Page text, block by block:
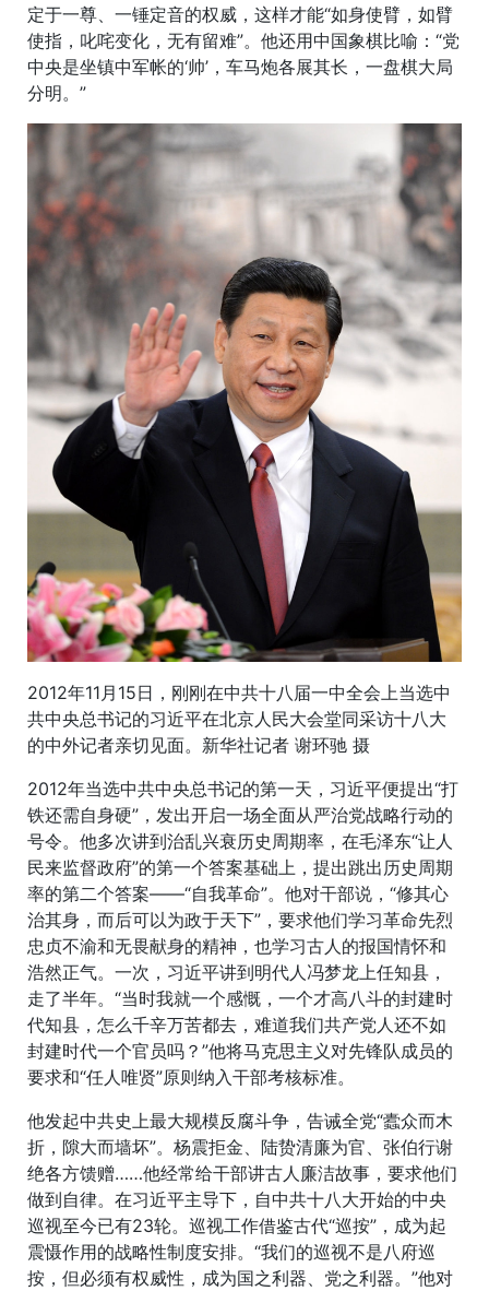
定于一尊、一锤定音的权威，这样才能“如身使臂，如臂
使指，叱咤变化，无有留难”。他还用中国象棋比喻：“党
中央是坐镇中军帐的‘帅’，车马炮各展其长，一盘棋大局
分明。”
2012年11月15日，刚刚在中共十八届一中全会上当选中
共中央总书记的习近平在北京人民大会堂同采访十八大
的中外记者亲切见面。新华社记者 谢环驰 摄
2012年当选中共中央总书记的第一天，习近平便提出“打
铁还需自身硬”，发出开启一场全面从严治党战略行动的
号令。他多次讲到治乱兴衰历史周期率，在毛泽东“让人
民来监督政府”的第一个答案基础上，提出跳出历史周期
率的第二个答案——“自我革命”。他对干部说，“修其心
治其身，而后可以为政于天下”，要求他们学习革命先烈
忠贞不渝和无畏献身的精神，也学习古人的报国情怀和
浩然正气。一次，习近平讲到明代人冯梦龙上任知县，
走了半年。“当时我就一个感慨，一个才高八斗的封建时
代知县，怎么千辛万苦都去，难道我们共产党人还不如
封建时代一个官员吗？”他将马克思主义对先锋队成员的
要求和“任人唯贤”原则纳入干部考核标准。
他发起中共史上最大规模反腐斗争，告诫全党“蠹众而木
折，隙大而墙坏”。杨震拒金、陆贽清廉为官、张伯行谢
绝各方馈赠……他经常给干部讲古人廉洁故事，要求他们
做到自律。在习近平主导下，自中共十八大开始的中央
巡视至今已有23轮。巡视工作借鉴古代“巡按”，成为起
震慑作用的战略性制度安排。“我们的巡视不是八府巡
按，但必须有权威性，成为国之利器、党之利器。”他对